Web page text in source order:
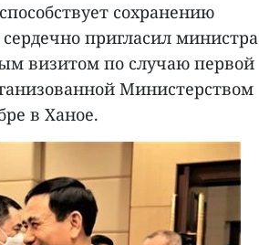
сохранению
пригласил министра
визитом по случаю первой
Министерством
в Ханое.